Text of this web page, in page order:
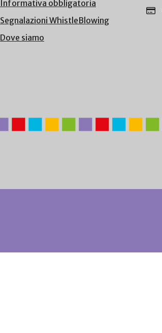
Informativa obbligatoria
Segnalazioni WhistleBlowing
Dove siamo